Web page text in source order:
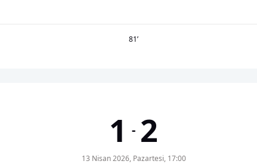
81’
1 - 2
13 Nisan 2026, Pazartesi, 17:00